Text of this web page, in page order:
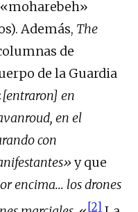
Además, The
de
de la Guardia
[entraron] en
en el
con
y que
encima… los drones
[2]